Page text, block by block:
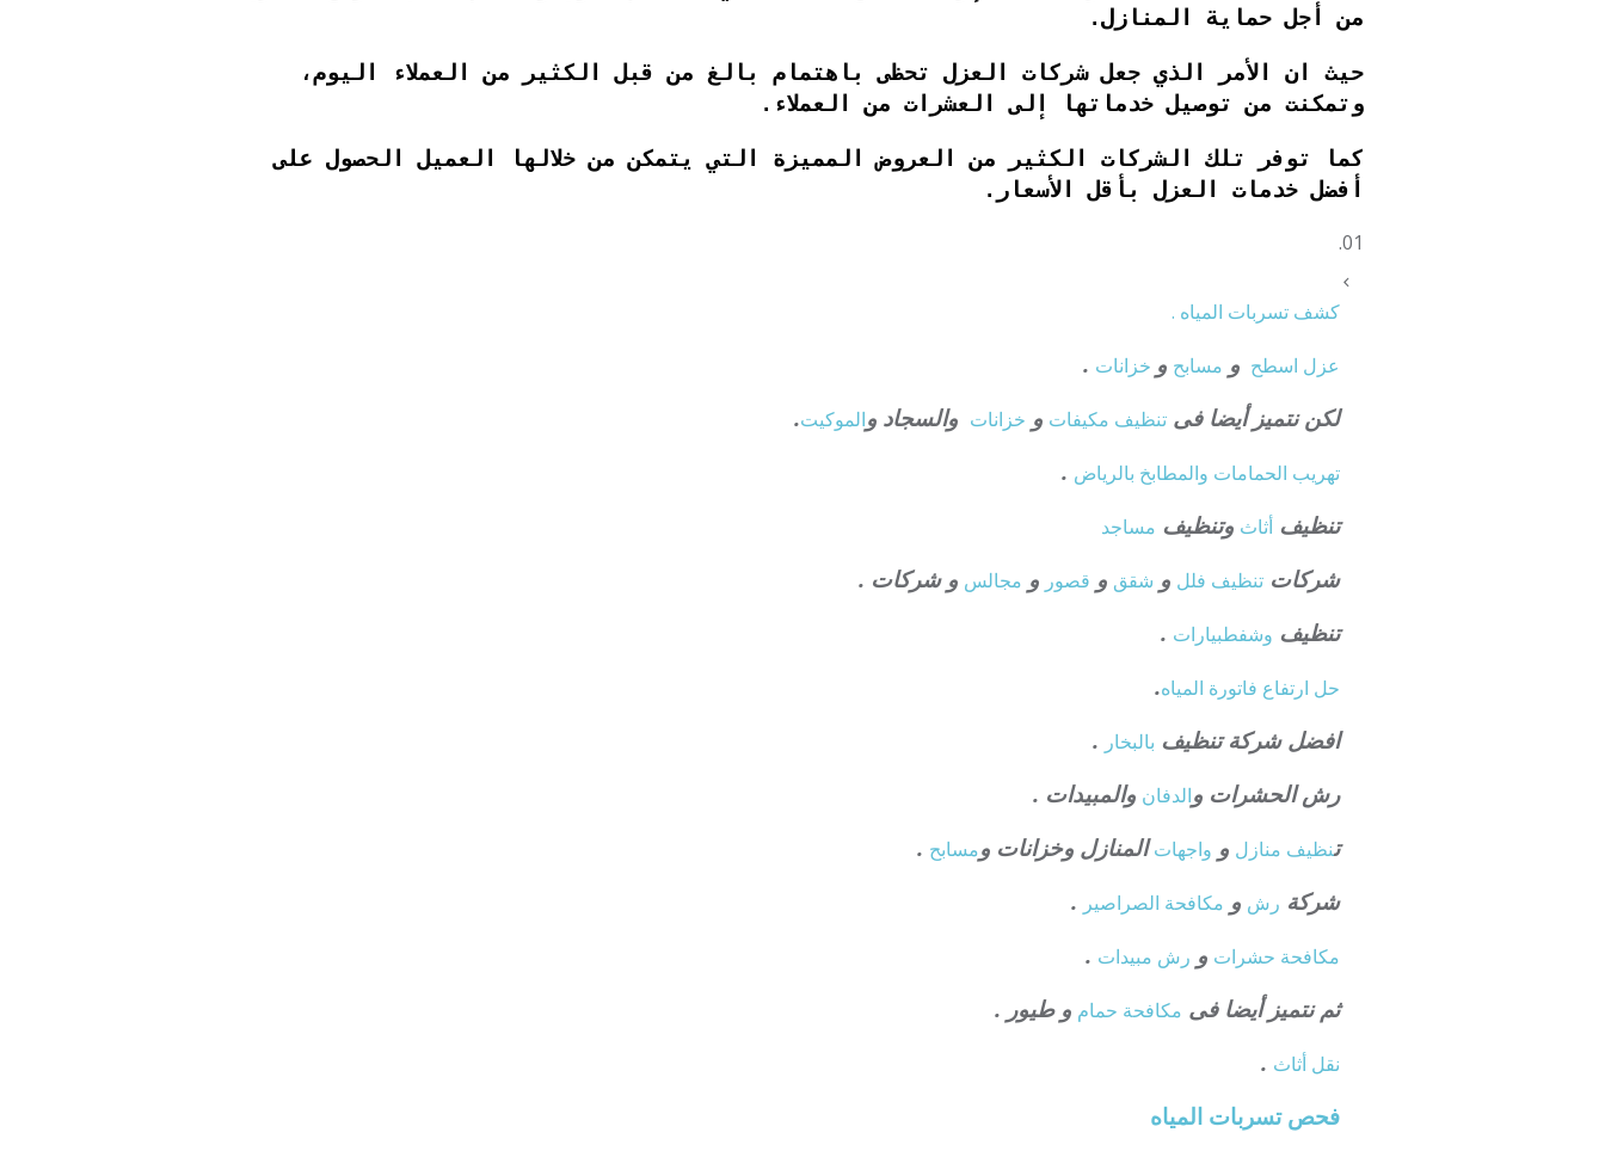
من أجل حماية المنازل.
حيث ان الأمر الذي جعل شركات العزل تحظى باهتمام بالغ من قبل الكثير من العملاء اليوم،
وتمكنت من توصيل خدماتها إلى العشرات من العملاء.
كما توفر تلك الشركات الكثير من العروض المميزة التي يتمكن من خلالها العميل الحصول على
أفضل خدمات العزل بأقل الأسعار.
كشف تسربات المياه .
عزل اسطح و مسابح و خزانات .
لكن نتميز أيضا فى تنظيف مكيفات و خزانات والسجاد والموكيت.
تهريب الحمامات والمطابخ بالرياض .
تنظيف أثاث وتنظيف مساجد
شركات تنظيف فلل و شقق و قصور و مجالس و شركات .
تنظيف وشفطبيارات .
حل ارتفاع فاتورة المياه.
افضل شركة تنظيف بالبخار .
رش الحشرات والدفان والمبيدات .
تنظيف منازل و واجهاتالمنازل وخزانات ومسابح .
شركة رش و مكافحة الصراصير .
مكافحة حشرات و رش مبيدات .
ثم نتميز أيضا فى مكافحة حمام و طيور .
نقل أثاث .
فحص تسربات المياه